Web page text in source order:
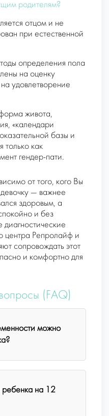
родителям?
отцом и не
при естественной
определения пола
на оценку
удовлетворение
живота,
«календари
базы и
только как
гендер-пати.
от того, кого Вы
— важнее
здоровым, а
и без
центра Репролайф и
сопровождать этот
и комфортно для
(FAQ)
можно
ребенка на 12